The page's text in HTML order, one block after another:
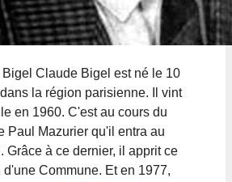
Claude Bigel est né le 10
la région parisienne. Il vint
en 1960. C'est au cours du
Paul Mazurier qu'il entra au
Grâce à ce dernier, il apprit ce
Commune. Et en 1977,